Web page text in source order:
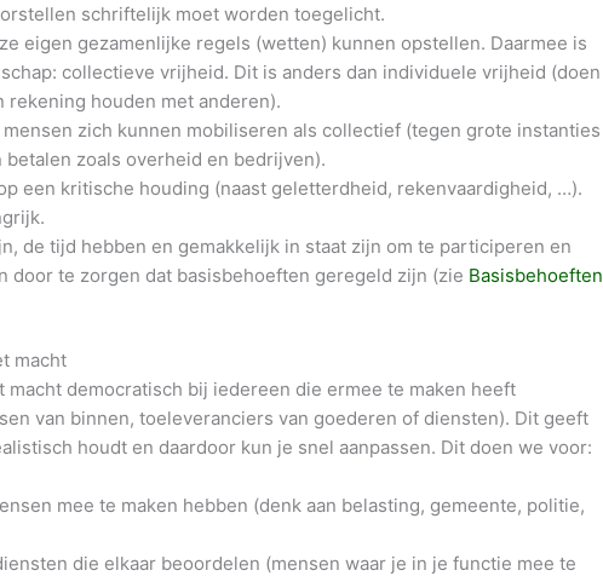
schriftelijk moet worden toegelicht.
eigen gezamenlijke regels (wetten) kunnen opstellen. Daarmee is
collectieve vrijheid. Dit is anders dan individuele vrijheid (doen
rekening houden met anderen).
zich kunnen mobiliseren als collectief (tegen grote instanties
zoals overheid en bedrijven).
een kritische houding (naast geletterdheid, rekenvaardigheid, …).
de tijd hebben en gemakkelijk in staat zijn om te participeren en
door te zorgen dat basisbehoeften geregeld zijn (zie Basisbehoeften
macht
macht democratisch bij iedereen die ermee te maken heeft
van binnen, toeleveranciers van goederen of diensten). Dit geeft
houdt en daardoor kun je snel aanpassen. Dit doen we voor:
mee te maken hebben (denk aan belasting, gemeente, politie,
die elkaar beoordelen (mensen waar je in je functie mee te